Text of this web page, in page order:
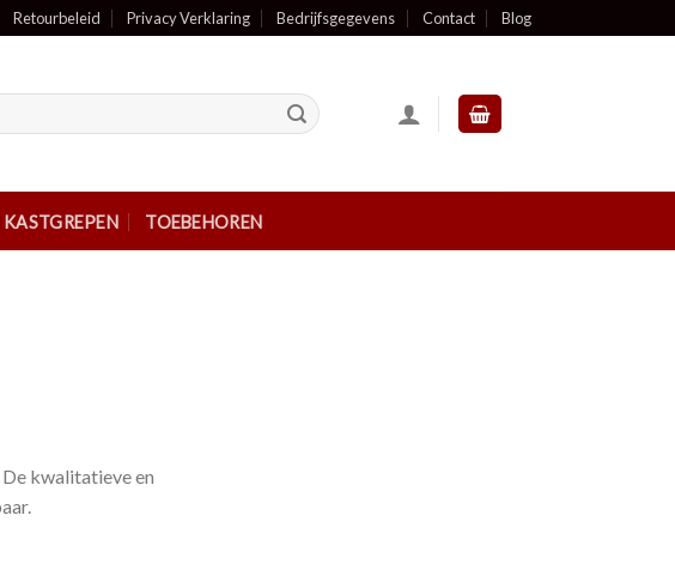
Retourbeleid Privacy Verklaring Bedrijfsgegevens Contact Blog
KASTGREPEN TOEBEHOREN
kwalitatieve en